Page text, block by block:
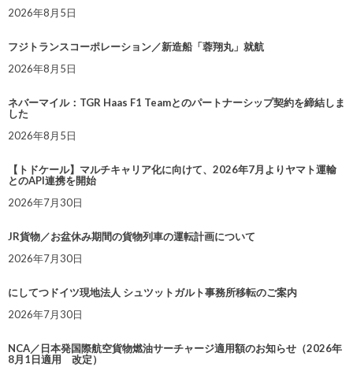
2026年8月5日
フジトランスコーポレーション／新造船「蓉翔丸」就航
2026年8月5日
ネバーマイル：TGR Haas F1 Teamとのパートナーシップ契約を締結しま
した
2026年8月5日
【トドケール】マルチキャリア化に向けて、2026年7月よりヤマト運輸
とのAPI連携を開始
2026年7月30日
JR貨物／お盆休み期間の貨物列車の運転計画について
2026年7月30日
にしてつドイツ現地法人 シュツットガルト事務所移転のご案内
2026年7月30日
NCA／日本発国際航空貨物燃油サーチャージ適用額のお知らせ（2026年
8月1日適用 改定）